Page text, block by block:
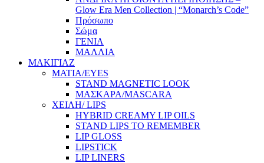
Glow Era Men Collection | “Monarch’s Code”
Πρόσωπο
Σώμα
ΓΕΝΙΑ
ΜΑΛΛΙΑ
ΜΑΚΙΓΙΑΖ
ΜΑΤΙΑ/EYES
STAND MAGNETIC LOOK
ΜΑΣΚΑΡΑ/MASCARA
ΧΕΙΛΗ/ LIPS
HYBRID CREAMY LIP OILS
STAND LIPS TO REMEMBER
LIP GLOSS
LIPSTICK
LIP LINERS